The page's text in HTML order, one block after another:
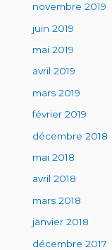
novembre 2019
juin 2019
mai 2019
avril 2019
mars 2019
février 2019
décembre 2018
mai 2018
avril 2018
mars 2018
janvier 2018
décembre 2017